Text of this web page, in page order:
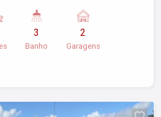
toda:4 Dormitórios, sendo
de UBS, Supermercados,
3
Banho
2
Garagens